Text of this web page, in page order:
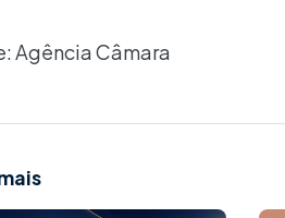
Agência Câmara